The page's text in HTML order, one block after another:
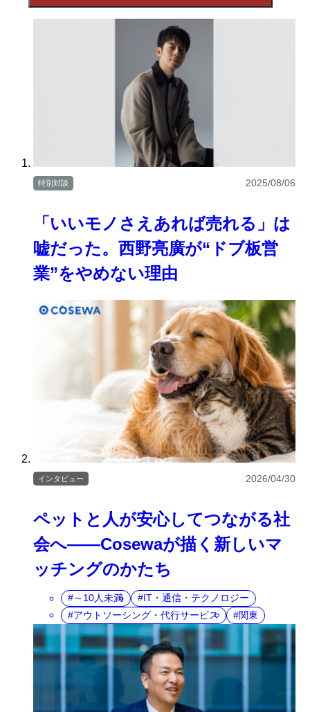
「いいモノさえあれば売れる」は
嘘だった。西野亮廣が“ドブ板営
業”をやめない理由
特別対談 2025/08/06
ペットと人が安心してつながる社
会へ――Cosewaが描く新しいマ
ッチングのかたち
インタビュー 2026/04/30
～10人未満
IT・通信・テクノロジー
アウトソーシング・代行サービス
関東